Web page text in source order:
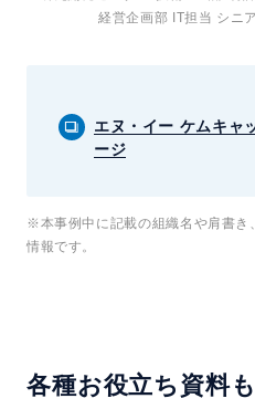
経営企画部 IT担当 シニ
エヌ・イー ケムキャ
ージ
※本事例中に記載の組織名や肩書き
情報です。
各種お役立ち資料